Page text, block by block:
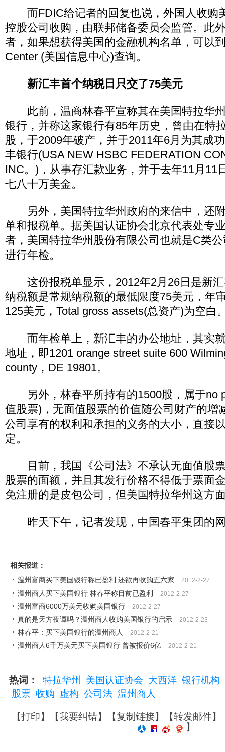
而FDIC给记者的回复也说，外国人收购
控股公司收购，由联邦储备委员会监管。此
者，如果想获得美国的金融机构名单，可以
Center (美国信息中心)查询。
新汇丰首个纳税日只交了75美元
此前，温商林春平宣称其在美国特拉华
银行，并称这家银行有85年历史，曾由在特
股，于2009年破产，并于2011年6月为其成
丰银行(USA NEW HSBC FEDERATION
INC。)，从事存汇款业务，并于去年11月11
七八十万美金。
另外，美国特拉华州政府的来信中，还附
单和报税单。据美国认证协会北京代表处专
者，美国特拉华州股份有限公司也就是C类
进行年检。
这份报税单显示，2012年2月26日是新汇
纳税额是常规纳税额的最低限度75美元，年
125美元，Total gross assets(总资产)为空白
而年检单上，新汇丰的办公地址，其实
地址，即1201 orange street suite 600
county，DE 19801。
另外，林春平所持有的1500股，属于no
值股票)，无面值股票的价值随公司财产的增
公司享有的权利和承担的义务的大小，直接
定。
目前，我国《公司法》不承认无面值股
股票的面额，并且其发行价格不得低于票面
免注册的是皮包公司，但美国特拉华州这方
昨天下午，记者发现，中国春平集团的
相关报道：
温州富商买下美国银行称已盈利 还欲再收购五六家
2012-2-27
温州商人买下美国银行 林春平称目前已盈利 2012-2-27
温州富商6000万美元收购美国银行 2012-2-27
真的是天方夜谭吗？温州商人收购美国银行的启示 2012-2-23
林春平：买下美国银行的温州商人 2012-2-21
温州商人6千万美元买下美国银行 曾被报价6亿 2012-2-21
热词： 特拉华州 美国认证协会 大西洋 银行机构
股票 收购 虚构 公司法 温州商人
【打印】【我要纠错】【复制链接】【转发邮件】
】